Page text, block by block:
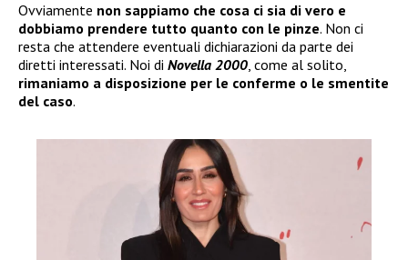
Ovviamente non sappiamo che cosa ci sia di vero e
dobbiamo prendere tutto quanto con le pinze. Non ci
resta che attendere eventuali dichiarazioni da parte dei
diretti interessati. Noi di Novella 2000, come al solito,
rimaniamo a disposizione per le conferme o le smentite
del caso.